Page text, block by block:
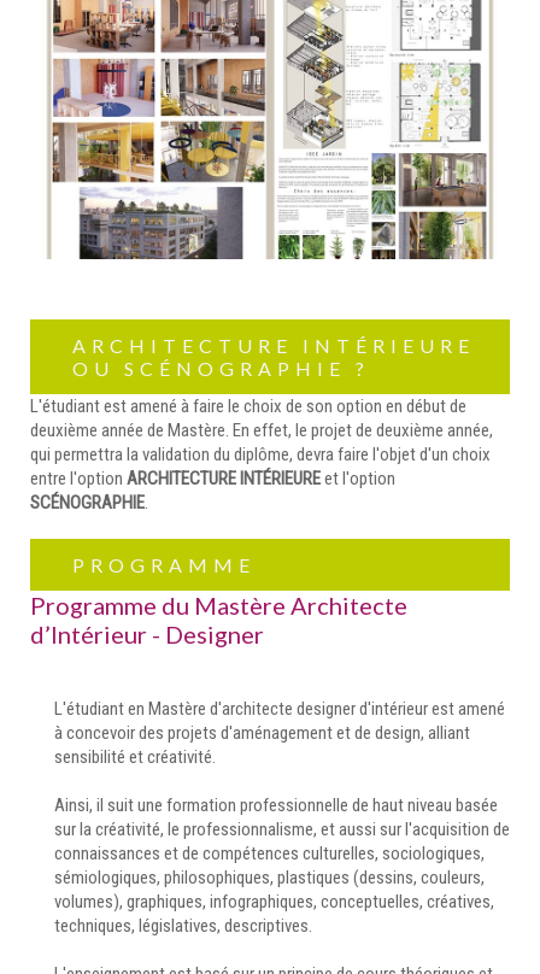
ARCHITECTURE INTÉRIEURE
OU SCÉNOGRAPHIE ?
L'étudiant est amené à faire le choix de son option en début de
deuxième année de Mastère. En effet, le projet de deuxième année,
qui permettra la validation du diplôme, devra faire l'objet d'un choix
entre l'option ARCHITECTURE INTÉRIEUREet l'option
SCÉNOGRAPHIE.
PROGRAMME
Programme du Mastère Architecte
d’Intérieur - Designer
L'étudiant en Mastère d'architecte designer d'intérieur est amené
à concevoir des projets d'aménagement et de design, alliant
sensibilité et créativité.
Ainsi, il suit une formation professionnelle de haut niveau basée
sur la créativité, le professionnalisme, et aussi sur l'acquisition de
connaissances et de compétences culturelles, sociologiques,
sémiologiques, philosophiques, plastiques (dessins, couleurs,
volumes), graphiques, infographiques, conceptuelles, créatives,
techniques, législatives, descriptives.